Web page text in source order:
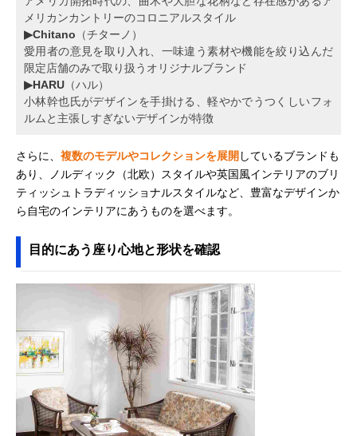
メリカンカントリーのコロニアルスタイル
▶Chitano （チターノ）
愛用者の意見を取り入れ、一味違う素材や機能を絞り込んだ
限定店舗のみで取り扱うオリジナルブランド
▶HARU （ハル）
小林幹也氏がデザインを手掛ける、軽やかでうつくしいフォ
ルムと主張しすぎないデザインが特徴
さらに、 複数のモデルやコレクションを展開 しているブランドも
あり、ノルディック（北欧）スタイルや英国風インテリアのブリ
ティッシュトラディッショナルスタイルなど、豊富なデザインか
ら自宅のインテリアにあうものを選べます。
目的にあう座り心地と形状を確認